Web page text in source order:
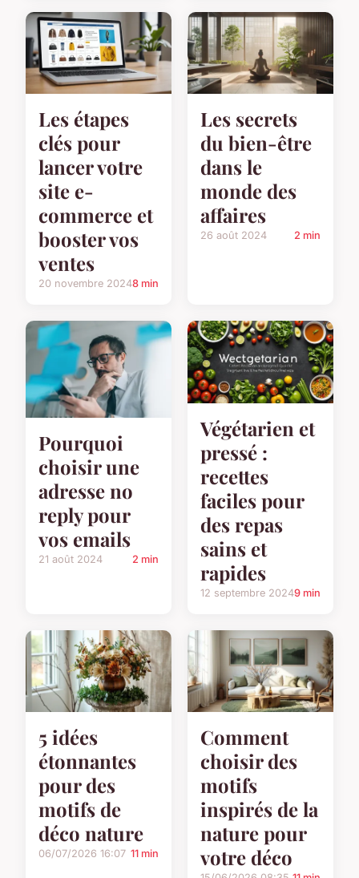
Les étapes
clés pour
lancer votre
site e-
commerce et
booster vos
ventes
20 novembre 20248 min
Les secrets
du bien-être
dans le
monde des
affaires
26 août 2024 2 min
Pourquoi
choisir une
adresse no
reply pour
vos emails
21 août 2024 2 min
Végétarien et
pressé :
recettes
faciles pour
des repas
sains et
rapides
12 septembre 20249 min
5 idées
étonnantes
pour des
motifs de
déco nature
06/07/2026 16:07 11 min
Comment
choisir des
motifs
inspirés de la
nature pour
votre déco